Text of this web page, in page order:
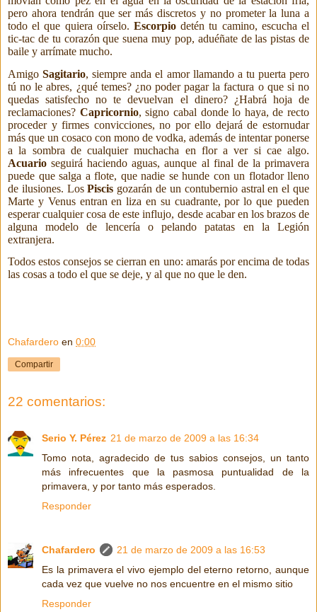
pero ahora tendrán que ser más discretos y no prometer la luna a
todo el que quiera oírselo. Escorpio detén tu camino, escucha el
tic-tac de tu corazón que suena muy pop, aduéñate de las pistas de
baile y arrímate mucho.
AmigoSagitario, siempre anda el amor llamando a tu puerta pero
tú no le abres, ¿qué temes? ¿no poder pagar la factura o que si no
quedas satisfecho no te devuelvan el dinero? ¿Habrá hoja de
reclamaciones? Capricornio, signo cabal donde lo haya, de recto
proceder y firmes convicciones, no por ello dejará de estornudar
más que un cosaco con mono de vodka, además de intentar ponerse
a la sombra de cualquier muchacha en flor a ver si cae algo.
Acuario seguirá haciendo aguas, aunque al final de la primavera
puede que salga a flote, que nadie se hunde con un flotador lleno
de ilusiones. LosPiscis gozarán de un contubernio astral en el que
Marte y Venus entran en liza en su cuadrante, por lo que pueden
esperar cualquier cosa de este influjo, desde acabar en los brazos de
alguna modelo de lencería o pelando patatas en la Legión
extranjera.
Todos estos consejos se cierran en uno: amarás por encima de todas
las cosas a todo el que se deje, y al que no que le den.
Chafardero en 0:00
Compartir
22 comentarios:
Serio Y. Pérez 21 de marzo de 2009 a las 16:34
Tomo nota, agradecido de tus sabios consejos, un tanto
más infrecuentes que la pasmosa puntualidad de la
primavera, y por tanto más esperados.
Responder
Chafardero
21 de marzo de 2009 a las 16:53
Es la primavera el vivo ejemplo del eterno retorno, aunque
cada vez que vuelve no nos encuentre en el mismo sitio
Responder